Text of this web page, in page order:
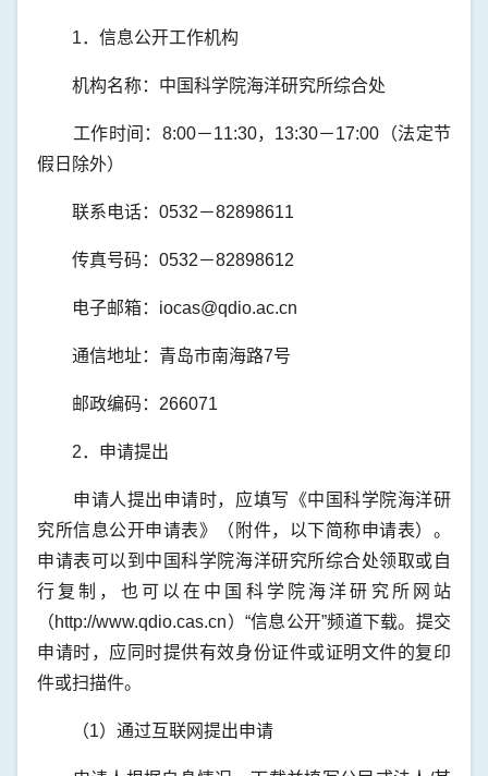
1．信息公开工作机构
机构名称：中国科学院海洋研究所综合处
工作时间：8:00－11:30，13:30－17:00（法定节
假日除外）
联系电话：0532－82898611
传真号码：0532－82898612
电子邮箱：iocas@qdio.ac.cn
通信地址：青岛市南海路7号
邮政编码：266071
2．申请提出
申请人提出申请时，应填写《中国科学院海洋研
究所信息公开申请表》（附件，以下简称申请表）。
申请表可以到中国科学院海洋研究所综合处领取或自
行复制，也可以在中国科学院海洋研究所网站
（http://www.qdio.cas.cn）“信息公开”频道下载。提交
申请时，应同时提供有效身份证件或证明文件的复印
件或扫描件。
（1）通过互联网提出申请